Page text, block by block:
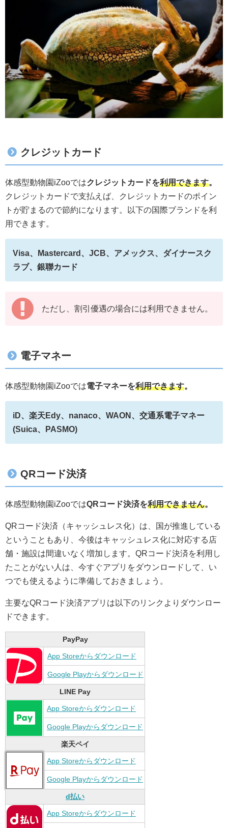
クレジットカード
体感型動物園iZooではクレジットカードを利用できます。
クレジットカードで支払えば、クレジットカードのポイン
トが貯まるので節約になります。以下の国際ブランドを利
用できます。
Visa、Mastercard、JCB、アメックス、ダイナースク
ラブ、銀聯カード
ただし、割引優遇の場合には利用できません。
電子マネー
体感型動物園iZooでは電子マネーを利用できます。
iD、楽天Edy、nanaco、WAON、交通系電子マネー
(Suica、PASMO)
QRコード決済
体感型動物園iZooではQRコード決済を利用できません。
QRコード決済（キャッシュレス化）は、国が推進している
ということもあり、今後はキャッシュレス化に対応する店
舗・施設は間違いなく増加します。QRコード決済を利用し
たことがない人は、今すぐアプリをダウンロードして、い
つでも使えるように準備しておきましょう。
主要なQRコード決済アプリは以下のリンクよりダウンロー
ドできます。
PayPay
App Storeからダウンロード
Google Playからダウンロード
LINE Pay
App Storeからダウンロード
Google Playからダウンロード
楽天ペイ
App Storeからダウンロード
Google Playからダウンロード
d払い
App Storeからダウンロード